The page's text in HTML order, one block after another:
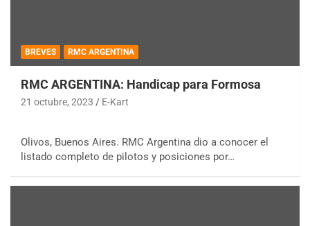
BREVES RMC ARGENTINA
RMC ARGENTINA: Handicap para Formosa
21 octubre, 2023 E-Kart
Olivos, Buenos Aires. RMC Argentina dio a conocer el
listado completo de pilotos y posiciones por…